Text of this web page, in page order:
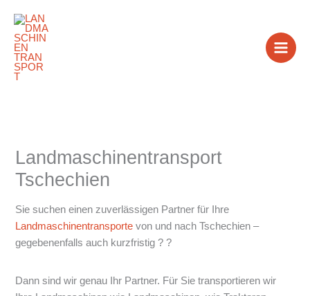
Inhalt
springen
Landmaschinentransport
Tschechien
Sie suchen einen zuverlässigen Partner für Ihre
Landmaschinentransporte von und nach Tschechien –
gegebenenfalls auch kurzfristig ? ?
Dann sind wir genau Ihr Partner. Für Sie transportieren wir